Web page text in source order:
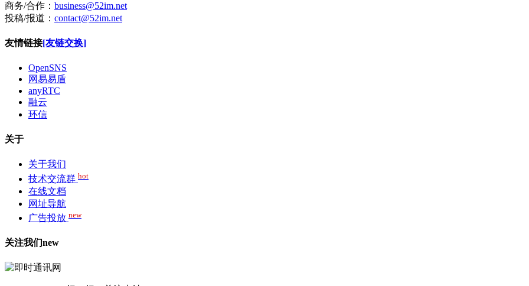
商务/合作： business@52im.net
投稿/报道： contact@52im.net
友情链接[友链交换]
OpenSNS
网易易盾
anyRTC
融云
环信
关于
关于我们
技术交流群 hot
在线文档
网址导航
广告投放 new
关注我们new